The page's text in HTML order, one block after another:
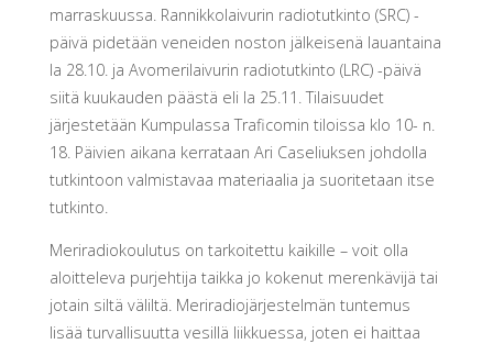
marraskuussa. Rannikkolaivurin radiotutkinto (SRC) -
päivä pidetään veneiden noston jälkeisenä lauantaina
la 28.10. ja Avomerilaivurin radiotutkinto (LRC) -päivä
siitä kuukauden päästä eli la 25.11. Tilaisuudet
järjestetään Kumpulassa Traficomin tiloissa klo 10- n.
18. Päivien aikana kerrataan Ari Caseliuksen johdolla
tutkintoon valmistavaa materiaalia ja suoritetaan itse
tutkinto.
Meriradiokoulutus on tarkoitettu kaikille – voit olla
aloitteleva purjehtija taikka jo kokenut merenkävijä tai
jotain siltä väliltä. Meriradiojärjestelmän tuntemus
lisää turvallisuutta vesillä liikkuessa, joten ei haittaa